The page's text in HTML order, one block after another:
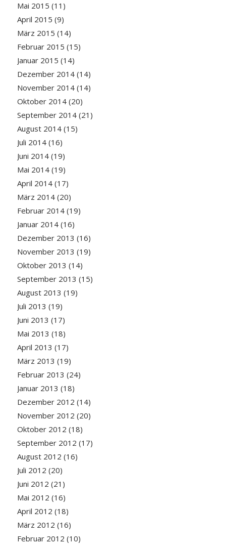
Mai 2015 (11)
April 2015 (9)
März 2015 (14)
Februar 2015 (15)
Januar 2015 (14)
Dezember 2014(14)
November 2014(14)
Oktober 2014(20)
September 2014(21)
August 2014(15)
Juli 2014(16)
Juni 2014(19)
Mai 2014(19)
April 2014(17)
März 2014(20)
Februar 2014(19)
Januar 2014(16)
Dezember 2013 (16)
November 2013 (19)
Oktober 2013 (14)
September 2013 (15)
August 2013 (19)
Juli 2013 (19)
Juni 2013 (17)
Mai 2013 (18)
April 2013 (17)
März 2013 (19)
Februar 2013 (24)
Januar 2013 (18)
Dezember 2012 (14)
November 2012 (20)
Oktober 2012 (18)
September 2012 (17)
August 2012 (16)
Juli 2012 (20)
Juni 2012 (21)
Mai 2012 (16)
April 2012 (18)
März 2012 (16)
Februar 2012 (10)